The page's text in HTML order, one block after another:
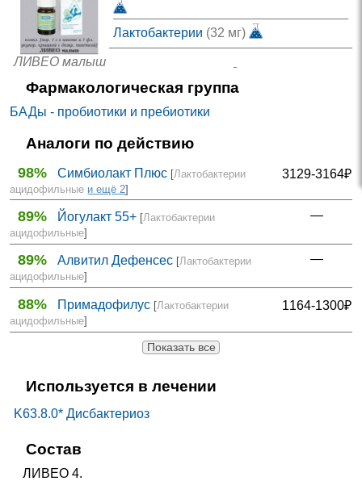
ЛИВЕО малыш
Лактобактерии (32 мг)
Фармакологическая группа
БАДы - пробиотики и пребиотики
Аналоги по действию
98% 3129-3164₽
Симбиолакт Плюс [Лактобактерии
ацидофильные и ещё 2]
89% —
Йогулакт 55+ [Лактобактерии
ацидофильные]
89% —
Алвитил Дефенсес [Лактобактерии
ацидофильные]
88% 1164-1300₽
Примадофилус [Лактобактерии
ацидофильные]
Показать все
Используется в лечении
K63.8.0* Дисбактериоз
Состав
ЛИВЕО 4.